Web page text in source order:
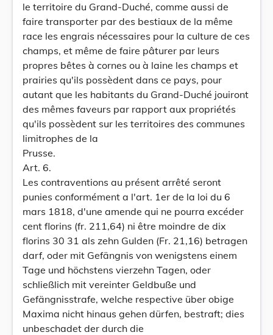
le territoire du Grand-Duché, comme aussi de
faire transporter par des bestiaux de la même
race les engrais nécessaires pour la culture de ces
champs, et même de faire pâturer par leurs
propres bêtes à cornes ou à laine les champs et
prairies qu'ils possèdent dans ce pays, pour
autant que les habitants du Grand-Duché jouiront
des mêmes faveurs par rapport aux propriétés
qu'ils possèdent sur les territoires des communes
limitrophes de la
Prusse.
Art. 6.
Les contraventions au présent arrêté seront
punies conformément a l'art. 1er de la loi du 6
mars 1818, d'une amende qui ne pourra excéder
cent florins (fr. 211,64) ni être moindre de dix
florins 30 31 als zehn Gulden (Fr. 21,16) betragen
darf, oder mit Gefängnis von wenigstens einem
Tage und höchstens vierzehn Tagen, oder
schließlich mit vereinter Geldbuße und
Gefängnisstrafe, welche respective über obige
Maxima nicht hinaus gehen dürfen, bestraft; dies
unbeschadet der durch die